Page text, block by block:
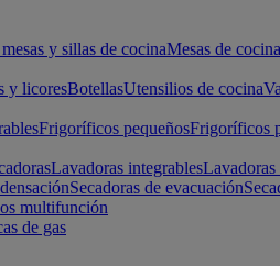
y sillas de cocinaMesas de cocina
y licoresBotellasUtensilios de cocina
Frigoríficos pequeñosFrigoríficos
Lavadoras integrablesLavadoras
Secadoras de evacuación
multifunción
de gas